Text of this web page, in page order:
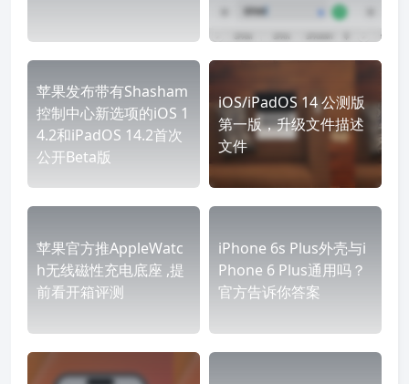
苹果发布带有Shasham
控制中心新选项的iOS 1
4.2和iPadOS 14.2首次
公开Beta版
iOS/iPadOS 14 公测版
第一版，升级文件描述
文件
苹果官方推AppleWatc
h无线磁性充电底座 ,提
前看开箱评测
iPhone 6s Plus外壳与i
Phone 6 Plus通用吗？
官方告诉你答案